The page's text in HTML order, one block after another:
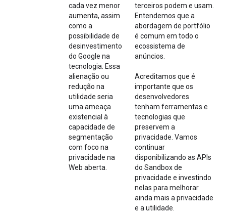
cada vez menor
aumenta, assim
como a
possibilidade de
desinvestimento
do Google na
tecnologia. Essa
alienação ou
redução na
utilidade seria
uma ameaça
existencial à
capacidade de
segmentação
com foco na
privacidade na
Web aberta.
terceiros podem e usam.
Entendemos que a
abordagem de portfólio
é comum em todo o
ecossistema de
anúncios.
Acreditamos que é
importante que os
desenvolvedores
tenham ferramentas e
tecnologias que
preservem a
privacidade. Vamos
continuar
disponibilizando as APIs
do Sandbox de
privacidade e investindo
nelas para melhorar
ainda mais a privacidade
e a utilidade.